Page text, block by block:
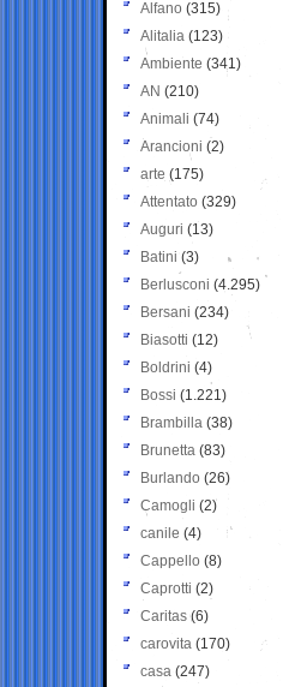
Alfano (315)
Alitalia (123)
Ambiente (341)
AN (210)
Animali (74)
Arancioni (2)
arte (175)
Attentato (329)
Auguri (13)
Batini (3)
Berlusconi (4.295)
Bersani (234)
Biasotti (12)
Boldrini (4)
Bossi (1.221)
Brambilla (38)
Brunetta (83)
Burlando (26)
Camogli (2)
canile (4)
Cappello (8)
Caprotti (2)
Caritas (6)
carovita (170)
casa (247)